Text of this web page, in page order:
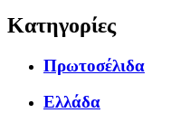
Κατηγορίες
Πρωτοσέλιδα
Ελλάδα